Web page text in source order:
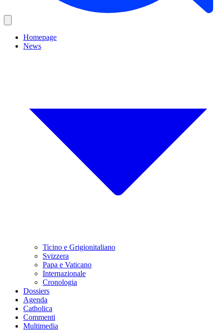
Homepage
News
Ticino e Grigionitaliano
Svizzera
Papa e Vaticano
Internazionale
Cronologia
Dossiers
Agenda
Catholica
Commenti
Multimedia